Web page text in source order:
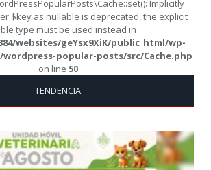
Implicitly
$key as nullable is deprecated, the explicit
type must be used instead in
websites/geYsx9XiK/public_html/wp-
popular-posts/src/Cache.php
on line 50
TENDENCIA